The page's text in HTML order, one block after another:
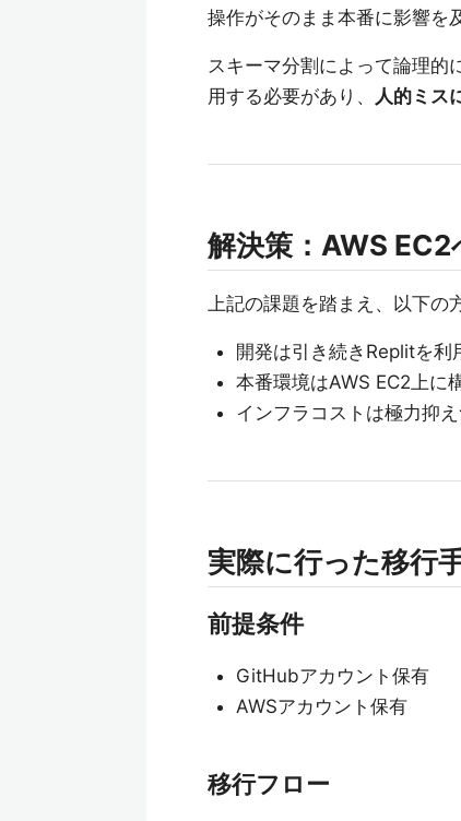
操作がそのまま本番に影響を
スキーマ分割によって論理的
用する必要があり、 人的ミス
解決策：AWS EC2
上記の課題を踏まえ、以下の
開発は引き続きReplitを利
本番環境はAWS EC2上に
インフラコストは極力抑え
実際に行った移行
前提条件
GitHubアカウント保有
AWSアカウント保有
移行フロー